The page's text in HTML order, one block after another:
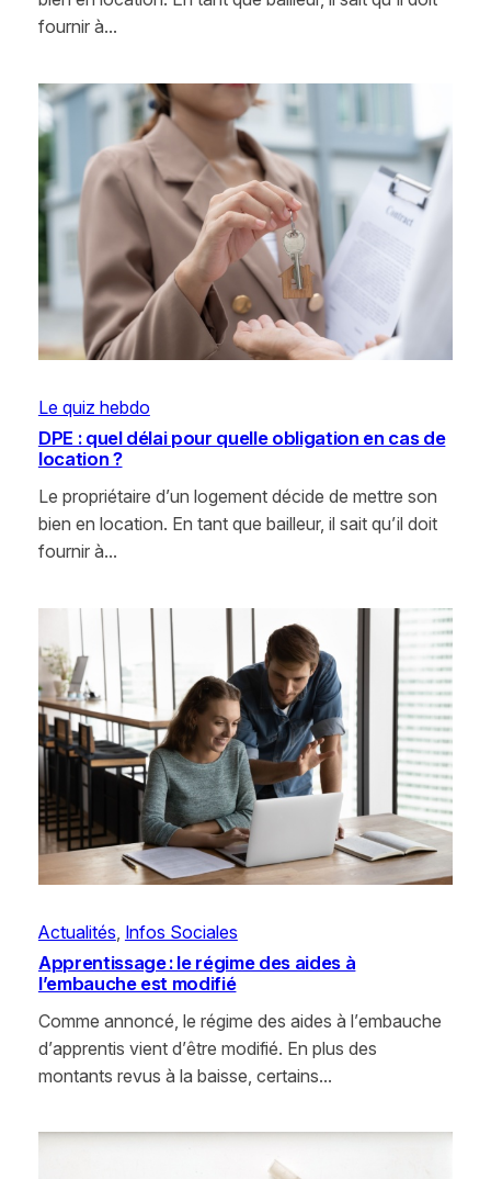
fournir à…
Le quiz hebdo
DPE : quel délai pour quelle obligation en cas de
location ?
Le propriétaire d’un logement décide de mettre son
bien en location. En tant que bailleur, il sait qu’il doit
fournir à…
Actualités Infos Sociales
Apprentissage : le régime des aides à
l’embauche est modifié
Comme annoncé, le régime des aides à l’embauche
d’apprentis vient d’être modifié. En plus des
montants revus à la baisse, certains…